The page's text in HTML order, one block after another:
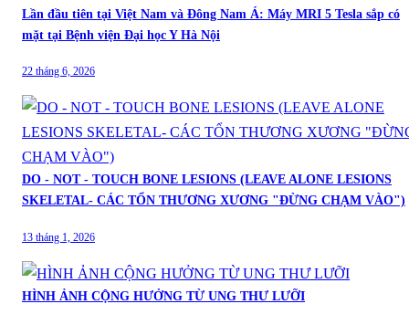
Lần đầu tiên tại Việt Nam và Đông Nam Á: Máy MRI 5 Tesla sắp có
mặt tại Bệnh viện Đại học Y Hà Nội
22 tháng 6, 2026
DO - NOT - TOUCH BONE LESIONS (LEAVE ALONE LESIONS
SKELETAL- CÁC TỔN THƯƠNG XƯƠNG "ĐỪNG CHẠM VÀO")
13 tháng 1, 2026
HÌNH ẢNH CỘNG HƯỞNG TỪ UNG THƯ LƯỠI